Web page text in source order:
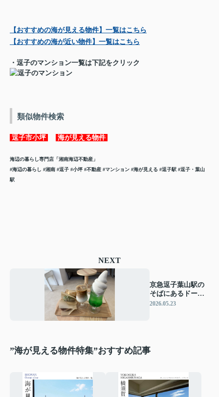
【おすすめの海が見える物件】一覧はこちら
【おすすめの海が近い物件】一覧はこちら
・逗子のマンション一覧は下記をクリック
類似物件検索
逗子市小坪 海が見える物件
海辺の暮らし専門店「湘南海辺不動産 」
#海辺の暮らし #湘南 #逗子 #小坪 #不動産 #マンション #海が見える #逗子駅 #逗子・葉山
駅
NEXT
京急逗子葉山駅の
そばにあるドーナ
ツカフェ♪＃3
2026.05.23
”海が見える物件特集”おすすめ記事